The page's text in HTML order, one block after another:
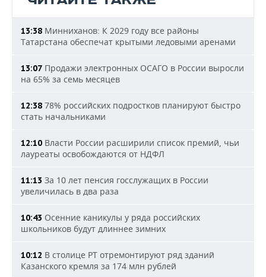
13:38 Минниханов: К 2029 году все районы
Татарстана обеспечат крытыми ледовыми аренами
13:07 Продажи электронных ОСАГО в России выросли
на 65% за семь месяцев
12:38 78% российских подростков планируют быстро
стать начальниками
12:10 Власти России расширили список премий, чьи
лауреаты освобождаются от НДФЛ
11:13 За 10 лет пенсия госслужащих в России
увеличилась в два раза
10:43 Осенние каникулы у ряда российских
школьников будут длиннее зимних
10:12 В столице РТ отремонтируют ряд зданий
Казанского кремля за 174 млн рублей